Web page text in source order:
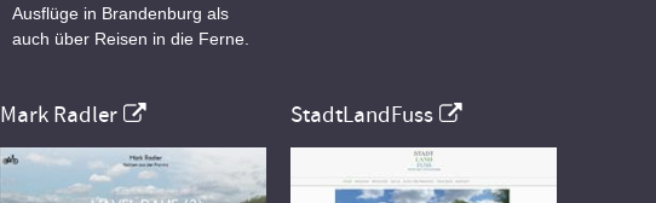
Ausflüge in Brandenburg als
auch über Reisen in die Ferne.
Mark Radler StadtLandFuss